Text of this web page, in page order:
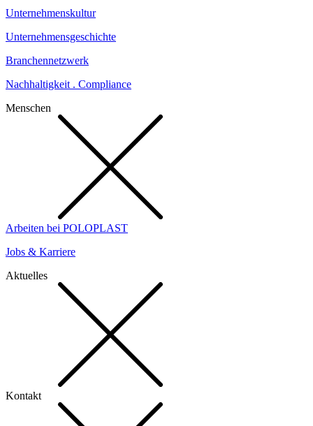
Unternehmenskultur
Unternehmensgeschichte
Branchennetzwerk
Nachhaltigkeit . Compliance
Menschen
Arbeiten bei POLOPLAST
Jobs & Karriere
Aktuelles
Kontakt